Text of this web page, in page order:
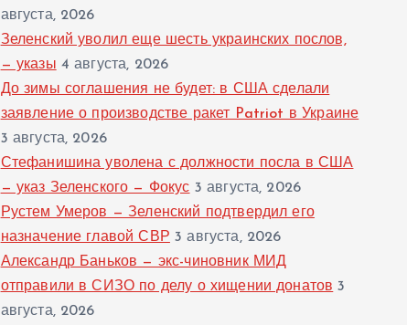
августа, 2026
Зеленский уволил еще шесть украинских послов,
— указы 4 августа, 2026
До зимы соглашения не будет: в США сделали
заявление о производстве ракет Patriot в Украине
3 августа, 2026
Стефанишина уволена с должности посла в США
— указ Зеленского — Фокус 3 августа, 2026
Рустем Умеров — Зеленский подтвердил его
назначение главой СВР 3 августа, 2026
Александр Баньков — экс-чиновник МИД
отправили в СИЗО по делу о хищении донатов 3
августа, 2026